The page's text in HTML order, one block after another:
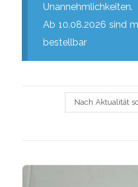
Unannehmlichkeiten.
Ab 10.08.2026 sind
bestellbar
Nach Aktualität